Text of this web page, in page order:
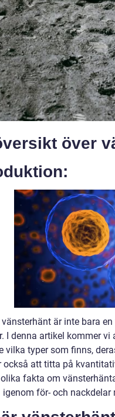
över
är inte bara
I denna artikel kommer
vilka typer som finns,
också att titta på
fakta om
för- och